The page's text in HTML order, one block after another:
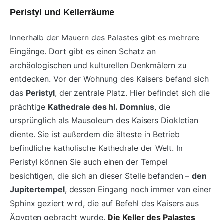
Peristyl und Kellerräume
Innerhalb der Mauern des Palastes gibt es mehrere
Eingänge. Dort gibt es einen Schatz an
archäologischen und kulturellen Denkmälern zu
entdecken. Vor der Wohnung des Kaisers befand sich
das Peristyl, der zentrale Platz. Hier befindet sich die
prächtige Kathedrale des hl. Domnius, die
ursprünglich als Mausoleum des Kaisers Diokletian
diente. Sie ist außerdem die älteste in Betrieb
befindliche katholische Kathedrale der Welt. Im
Peristyl können Sie auch einen der Tempel
besichtigen, die sich an dieser Stelle befanden – den
Jupitertempel, dessen Eingang noch immer von einer
Sphinx geziert wird, die auf Befehl des Kaisers aus
Ägypten gebracht wurde. Die Keller des Palastes